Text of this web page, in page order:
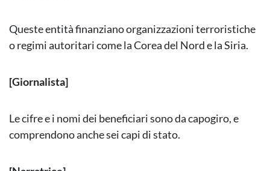
Queste entità finanziano organizzazioni terroristiche
o regimi autoritari come la Corea del Nord e la Siria.
[Giornalista]
Le cifre e i nomi dei beneficiari sono da capogiro, e
comprendono anche sei capi di stato.